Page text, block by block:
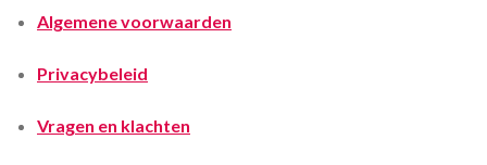
Algemene voorwaarden
Privacybeleid
Vragen en klachten